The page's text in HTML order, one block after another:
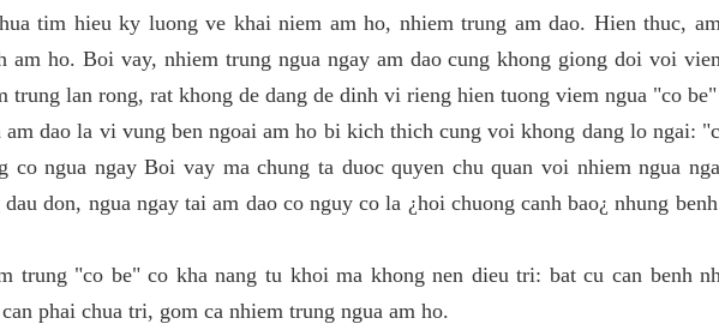
tim hieu ky luong ve khai niem am ho, nhiem trung am dao. Hien thuc,
am ho. Boi vay, nhiem trung ngua ngay am dao cung khong giong doi voi
trung lan rong, rat khong de dang de dinh vi rieng hien tuong viem ngua "co
am dao la vi vung ben ngoai am ho bi kich thich cung voi khong dang lo ngai:
co ngua ngay Boi vay ma chung ta duoc quyen chu quan voi nhiem ngua
dau don, ngua ngay tai am dao co nguy co la ¿hoi chuong canh bao¿ nhung
trung "co be" co kha nang tu khoi ma khong nen dieu tri: bat cu can benh
phai chua tri, gom ca nhiem trung ngua am ho.